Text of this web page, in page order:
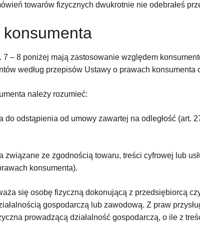
towarów fizycznych dwukrotnie nie odebrałeś
7 – 8 poniżej mają zastosowanie względem
według przepisów Ustawy o prawach konsumenta
należy rozumieć:
do odstąpienia od umowy zawartej na odległość (art.
związane ze zgodnością towaru, treści cyfrowej lub
konsumenta).
się osobę fizyczną dokonującą z przedsiębiorcą
gospodarczą lub zawodową. Z praw
prowadzącą działalność gospodarczą, o ile z